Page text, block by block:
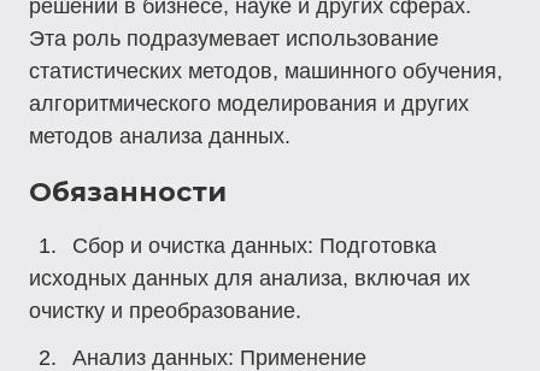
решений в бизнесе, науке и других сферах.
Эта роль подразумевает использование
статистических методов, машинного обучения,
алгоритмического моделирования и других
методов анализа данных.
Обязанности
Сбор и очистка данных: Подготовка
исходных данных для анализа, включая их
очистку и преобразование.
Анализ данных: Применение